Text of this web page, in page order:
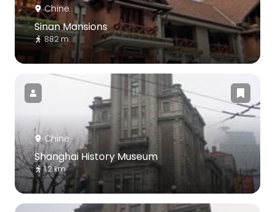
Chine
Sinan Mansions
882 m
Chine
Shanghai History Museum
1.2 km